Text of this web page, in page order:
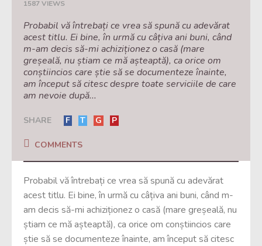
1587 VIEWS
Probabil vă întrebați ce vrea să spună cu adevărat
acest titlu. Ei bine, în urmă cu câțiva ani buni, când
m-am decis să-mi achiziționez o casă (mare
greșeală, nu știam ce mă așteaptă), ca orice om
conștiincios care știe să se documenteze înainte,
am început să citesc despre toate serviciile de care
am nevoie după...
SHARE F T G P
COMMENTS
Probabil vă întrebați ce vrea să spună cu adevărat
acest titlu. Ei bine, în urmă cu câțiva ani buni, când m-
am decis să-mi achiziționez o casă (mare greșeală, nu
știam ce mă așteaptă), ca orice om conștiincios care
știe să se documenteze înainte, am început să citesc